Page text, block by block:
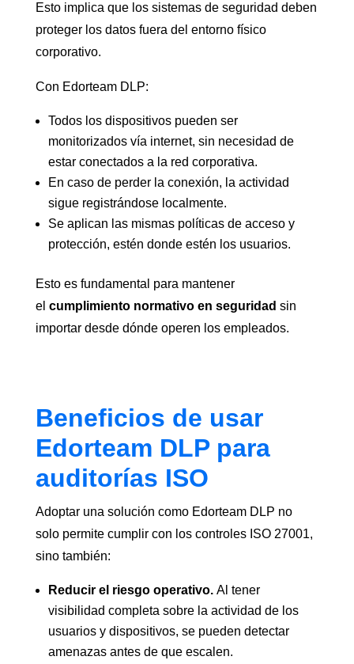
Esto implica que los sistemas de seguridad deben
proteger los datos fuera del entorno físico
corporativo.
Con Edorteam DLP:
Todos los dispositivos pueden ser
monitorizados vía internet, sin necesidad de
estar conectados a la red corporativa.
En caso de perder la conexión, la actividad
sigue registrándose localmente.
Se aplican las mismas políticas de acceso y
protección, estén donde estén los usuarios.
Esto es fundamental para mantener
el cumplimiento normativo en seguridad sin
importar desde dónde operen los empleados.
Beneficios de usar
Edorteam DLP para
auditorías ISO
Adoptar una solución como Edorteam DLP no
solo permite cumplir con los controles ISO 27001,
sino también:
Reducir el riesgo operativo.Al tener
visibilidad completa sobre la actividad de los
usuarios y dispositivos, se pueden detectar
amenazas antes de que escalen.